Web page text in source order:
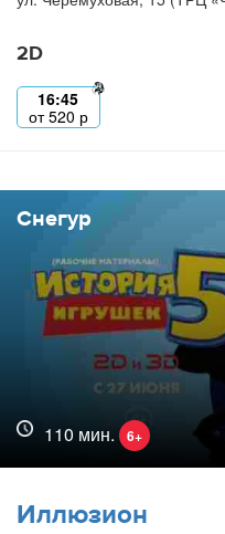
2D
16:45
от520 р
Снегур
110 мин. 6+
Иллюзион